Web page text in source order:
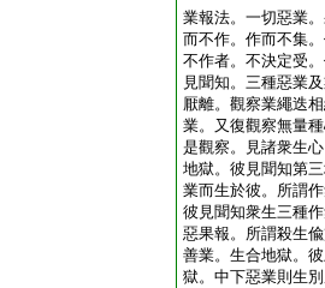
業報法。一切惡業
而不作。作而不集
不作者。不決定受
見聞知。三種惡業
厭離。觀察業繩迭
業。又復觀察無量
是觀察。見諸衆生
地獄。彼見聞知第
業而生於彼。所謂
彼見聞知衆生三種
惡果報。所謂殺生
善業。生合地獄。
獄。中下惡業則生